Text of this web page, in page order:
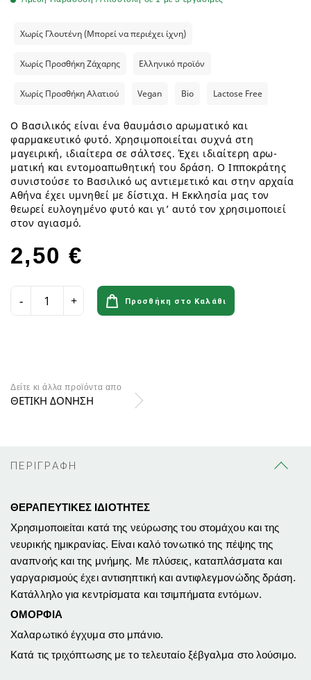
Χωρίς Γλουτένη (Μπορεί να περιέχει ίχνη)
Χωρίς Προσθήκη Ζάχαρης Ελληνικό προϊόν
Χωρίς Προσθήκη Αλατιού Vegan Bio Lactose Free
Ο Βασιλικός είναι ένα θαυμάσιο αρωματικό και
φαρμακευτικό φυτό. Χρησιμοποιείται συχνά στη
μαγειρική, ιδιαίτερα σε σάλτσες. Έχει ιδιαίτερη αρω­
ματική και εντομοαπωθητική του δράση. Ο Ιπποκράτης
συνιστούσε το Βασιλικό ως αντιεμετικό και στην αρχαία
Αθήνα έχει υμνηθεί με δίστιχα. Η Εκκλησία μας τον
θεωρεί ευλογημένο φυτό και γι’ αυτό τον χρησιμο­ποιεί
στον αγιασμό.
2,50 €
Προσθήκη στο Καλάθι
Δείτε κι άλλα προϊόντα απο
ΘΕΤΙΚΗ ΔΟΝΗΣΗ
ΠΕΡΙΓΡΑΦΗ
ΘΕΡΑΠΕΥΤΙΚΕΣ ΙΔΙΟΤΗΤΕΣ
Χρησιμοποιείται κατά της νεύρωσης του στομάχου και της
νευρικής ημικρανίας. Είναι καλό τονωτικό της πέψης της
αναπνοής και της μνήμης. Με πλύσεις, καταπλάσματα και
γαργαρισμούς έχει αντισηπτική και αντι­φλεγμονώδης δράση.
Κατάλληλο για κεντρίσματα και τσιμπήματα εντό­μων.
ΟΜΟΡΦΙΑ
Χαλαρωτικό έγχυμα στο μπάνιο.
Κατά τις τριχόπτωσης με το τελευταίο ξέβγαλμα στο λούσιμο.